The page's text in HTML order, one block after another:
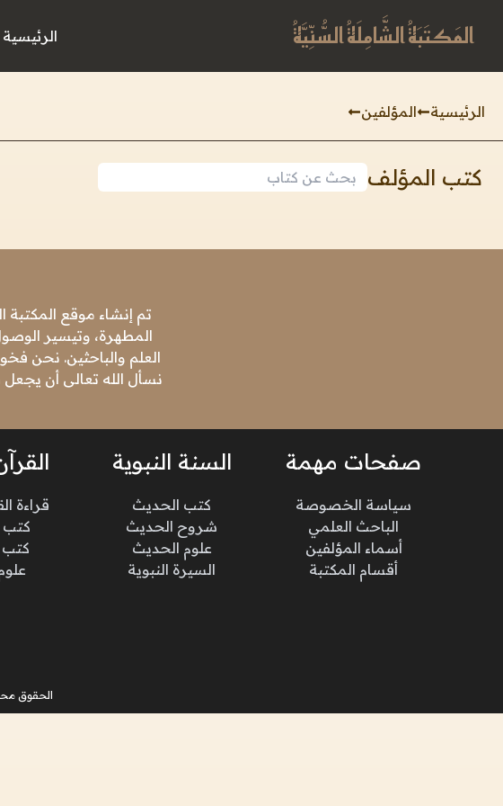
المَكتَبَةُ الشَّامِلَةُ السُّنِّيَّةُ الرئيسية
الرئيسية المؤلفين
كتب المؤلف
تم إنشاء موقع المكتبة
المطهرة، وتيسير
العلم والباحثين. نحن
نسأل الله تعالى أن
صفحات مهمة
سياسة الخصوصة
الباحث العلمي
أسماء المؤلفين
أقسام المكتبة
السنة النبوية
كتب الحديث
شروح الحديث
علوم الحديث
السيرة النبوية
قراءة
كتب
كتب
الحقوق